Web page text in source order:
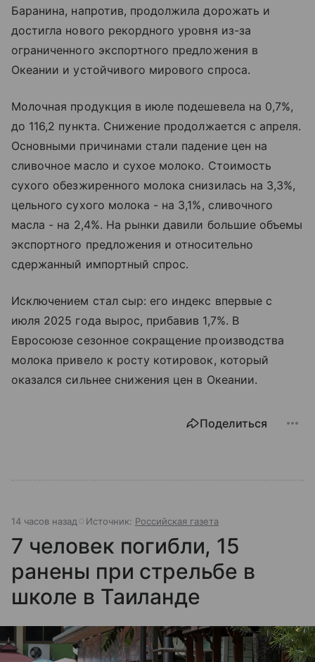
Баранина, напротив, продолжила дорожать и
достигла нового рекордного уровня из-за
ограниченного экспортного предложения в
Океании и устойчивого мирового спроса.
Молочная продукция в июле подешевела на 0,7%,
до 116,2 пункта. Снижение продолжается с апреля.
Основными причинами стали падение цен на
сливочное масло и сухое молоко. Стоимость
сухого обезжиренного молока снизилась на 3,3%,
цельного сухого молока - на 3,1%, сливочного
масла - на 2,4%. На рынки давили большие объемы
экспортного предложения и относительно
сдержанный импортный спрос.
Исключением стал сыр: его индекс впервые с
июля 2025 года вырос, прибавив 1,7%. В
Евросоюзе сезонное сокращение производства
молока привело к росту котировок, который
оказался сильнее снижения цен в Океании.
Поделиться
14 часов назад Источник: Российская газета
7 человек погибли, 15
ранены при стрельбе в
школе в Таиланде